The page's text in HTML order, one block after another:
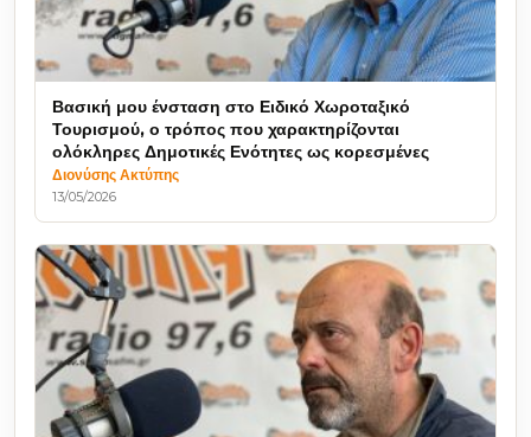
Βασική μου ένσταση στο Ειδικό Χωροταξικό
Τουρισμού, ο τρόπος που χαρακτηρίζονται
ολόκληρες Δημοτικές Ενότητες ως κορεσμένες
Διονύσης Ακτύπης
13/05/2026